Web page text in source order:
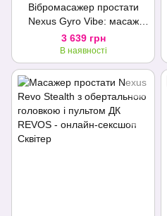
Вібромасажер простати
Nexus Gyro Vibe: масаж
простати без рук
3 639 грн
В наявності